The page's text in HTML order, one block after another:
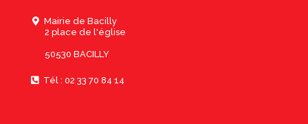
Mairie de Bacilly
2 place de l'église
50530 BACILLY
Tél : 02 33 70 84 14